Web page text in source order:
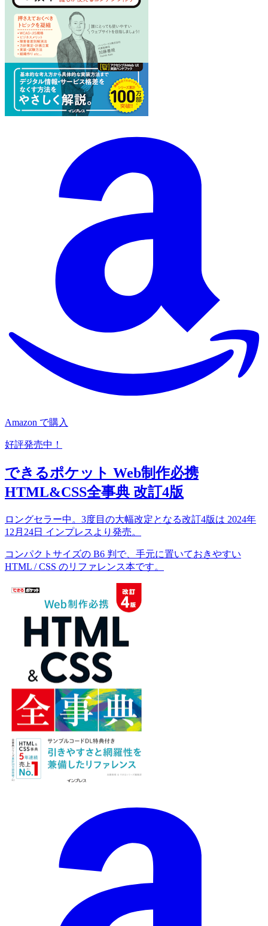
Amazon で購入
好評発売中！
できるポケット Web制作必携
HTML&CSS全事典 改訂4版
ロングセラー中。3度目の大幅改定となる改訂4版は 2024年
12月24日 インプレスより発売。
コンパクトサイズの B6 判で、手元に置いておきやすい
HTML / CSS のリファレンス本です。